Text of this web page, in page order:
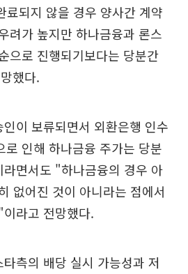
료되지 않을 경우 양사간 계약
려가 높지만 하나금융과 론스
으로 진행되기보다는 당분간
했다.
이 보류되면서 외환은행 인수
로 인해 하나금융 주가는 당분
면서도 "하나금융의 경우 아
없어진 것이 아니라는 점에서
라고 전망했다.
측의 배당 실시 가능성과 저